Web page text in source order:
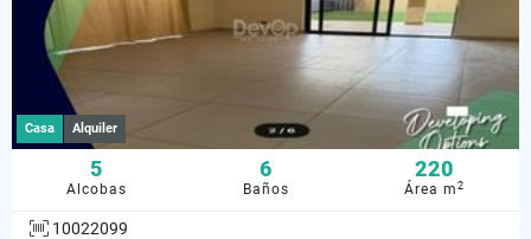
Casa Alquiler
5
Alcobas
6
Baños
220
Área m2
10022099